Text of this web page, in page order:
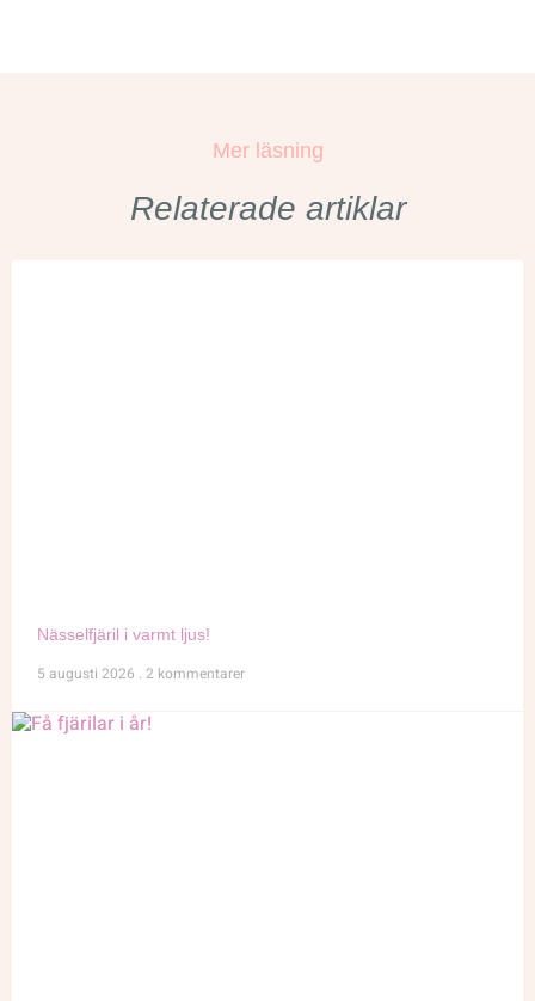
Mer läsning
Relaterade artiklar
Nässelfjäril i varmt ljus!
5 augusti 2026 2 kommentarer